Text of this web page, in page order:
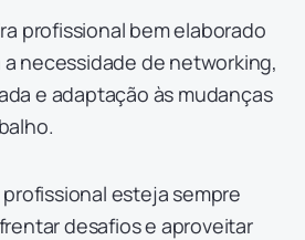
profissional bem elaborado
necessidade de networking,
e adaptação às mudanças
esteja sempre
desafios e aproveitar